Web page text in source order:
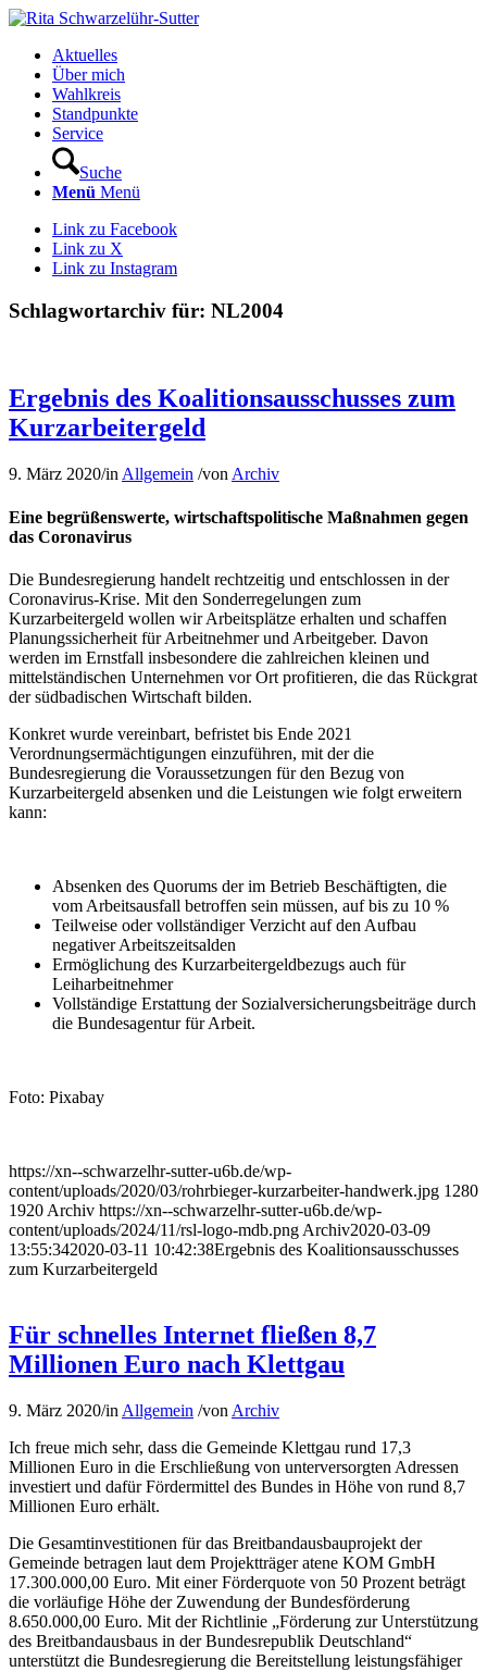
Aktuelles
Über mich
Wahlkreis
Standpunkte
Service
Suche
Menü Menü
Link zu Facebook
Link zu X
Link zu Instagram
Schlagwortarchiv für: NL2004
Ergebnis des Koalitionsausschusses zum
Kurzarbeitergeld
9. März 2020/in Allgemein /von Archiv
Eine begrüßenswerte, wirtschaftspolitische Maßnahmen gegen
das Coronavirus
Die Bundesregierung handelt rechtzeitig und entschlossen in der
Coronavirus-Krise. Mit den Sonderregelungen zum
Kurzarbeitergeld wollen wir Arbeitsplätze erhalten und schaffen
Planungssicherheit für Arbeitnehmer und Arbeitgeber. Davon
werden im Ernstfall insbesondere die zahlreichen kleinen und
mittelständischen Unternehmen vor Ort profitieren, die das Rückgrat
der südbadischen Wirtschaft bilden.
Konkret wurde vereinbart, befristet bis Ende 2021
Verordnungsermächtigungen einzuführen, mit der die
Bundesregierung die Voraussetzungen für den Bezug von
Kurzarbeitergeld absenken und die Leistungen wie folgt erweitern
kann:
Absenken des Quorums der im Betrieb Beschäftigten, die
vom Arbeitsausfall betroffen sein müssen, auf bis zu 10 %
Teilweise oder vollständiger Verzicht auf den Aufbau
negativer Arbeitszeitsalden
Ermöglichung des Kurzarbeitergeldbezugs auch für
Leiharbeitnehmer
Vollständige Erstattung der Sozialversicherungsbeiträge durch
die Bundesagentur für Arbeit.
Foto: Pixabay
https://xn--schwarzelhr-sutter-u6b.de/wp-
content/uploads/2020/03/rohrbieger-kurzarbeiter-handwerk.jpg 1280
1920 Archiv https://xn--schwarzelhr-sutter-u6b.de/wp-
content/uploads/2024/11/rsl-logo-mdb.png Archiv2020-03-09
13:55:342020-03-11 10:42:38Ergebnis des Koalitionsausschusses
zum Kurzarbeitergeld
Für schnelles Internet fließen 8,7
Millionen Euro nach Klettgau
9. März 2020/in Allgemein /von Archiv
Ich freue mich sehr, dass die Gemeinde Klettgau rund 17,3
Millionen Euro in die Erschließung von unterversorgten Adressen
investiert und dafür Fördermittel des Bundes in Höhe von rund 8,7
Millionen Euro erhält.
Die Gesamtinvestitionen für das Breitbandausbauprojekt der
Gemeinde betragen laut dem Projektträger atene KOM GmbH
17.300.000,00 Euro. Mit einer Förderquote von 50 Prozent beträgt
die vorläufige Höhe der Zuwendung der Bundesförderung
8.650.000,00 Euro. Mit der Richtlinie „Förderung zur Unterstützung
des Breitbandausbaus in der Bundesrepublik Deutschland“
unterstützt die Bundesregierung die Bereitstellung leistungsfähiger